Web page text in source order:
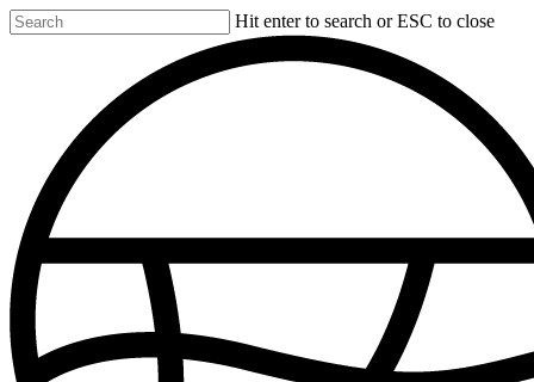
Skip
to
Hit enter to search or ESC to close